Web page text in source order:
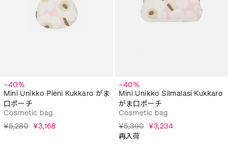
−40%
Mini Unikko Pieni Kukkaro がま
口ポーチ
Cosmetic bag
¥5,280 ¥3,168
−40%
Mini Unikko Silmalasi Kukkaro
がま口ポーチ
Cosmetic bag
¥5,390 ¥3,234
再入荷